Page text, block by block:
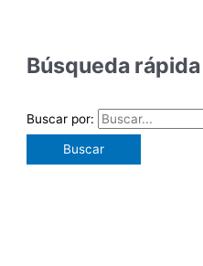
Búsqueda rápida
Buscar por: